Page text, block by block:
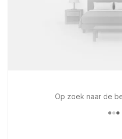
Op zoek naar de